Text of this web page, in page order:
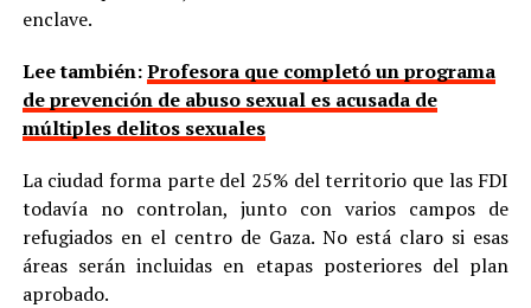
enclave.
Lee también:Profesora que completó un programa
de prevención de abuso sexual es acusada de
múltiples delitos sexuales
La ciudad forma parte del 25% del territorio que las FDI
todavía no controlan, junto con varios campos de
refugiados en el centro de Gaza. No está claro si esas
áreas serán incluidas en etapas posteriores del plan
aprobado.